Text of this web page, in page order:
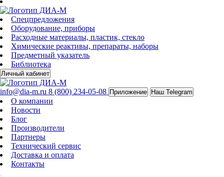
Спецпредложения
Оборудование, приборы
Расходные материалы, пластик, стекло
Химические реактивы, препараты, наборы
Предметный указатель
Библиотека
Личный кабинет
info@dia-m.ru 8 (800) 234-05-08 Приложение Наш Telegram
О компании
Новости
Блог
Производители
Партнеры
Технический сервис
Доставка и оплата
Контакты